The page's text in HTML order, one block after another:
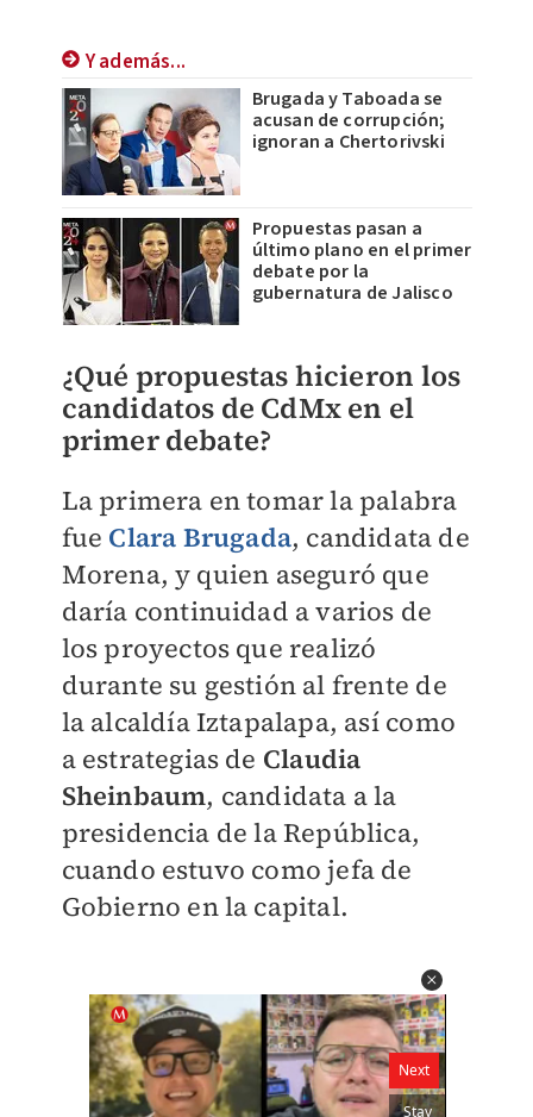
Y además...
Brugada y Taboada se
acusan de corrupción;
ignoran a Chertorivski
Propuestas pasan a
último plano en el primer
debate por la
gubernatura de Jalisco
¿Qué propuestas hicieron los
candidatos de CdMx en el
primer debate?
La primera en tomar la palabra
fue Clara Brugada, candidata de
Morena, y quien aseguró que
daría continuidad a varios de
los proyectos que realizó
durante su gestión al frente de
la alcaldía Iztapalapa, así como
a estrategias de Claudia
Sheinbaum, candidata a la
presidencia de la República,
cuando estuvo como jefa de
Gobierno en la capital.